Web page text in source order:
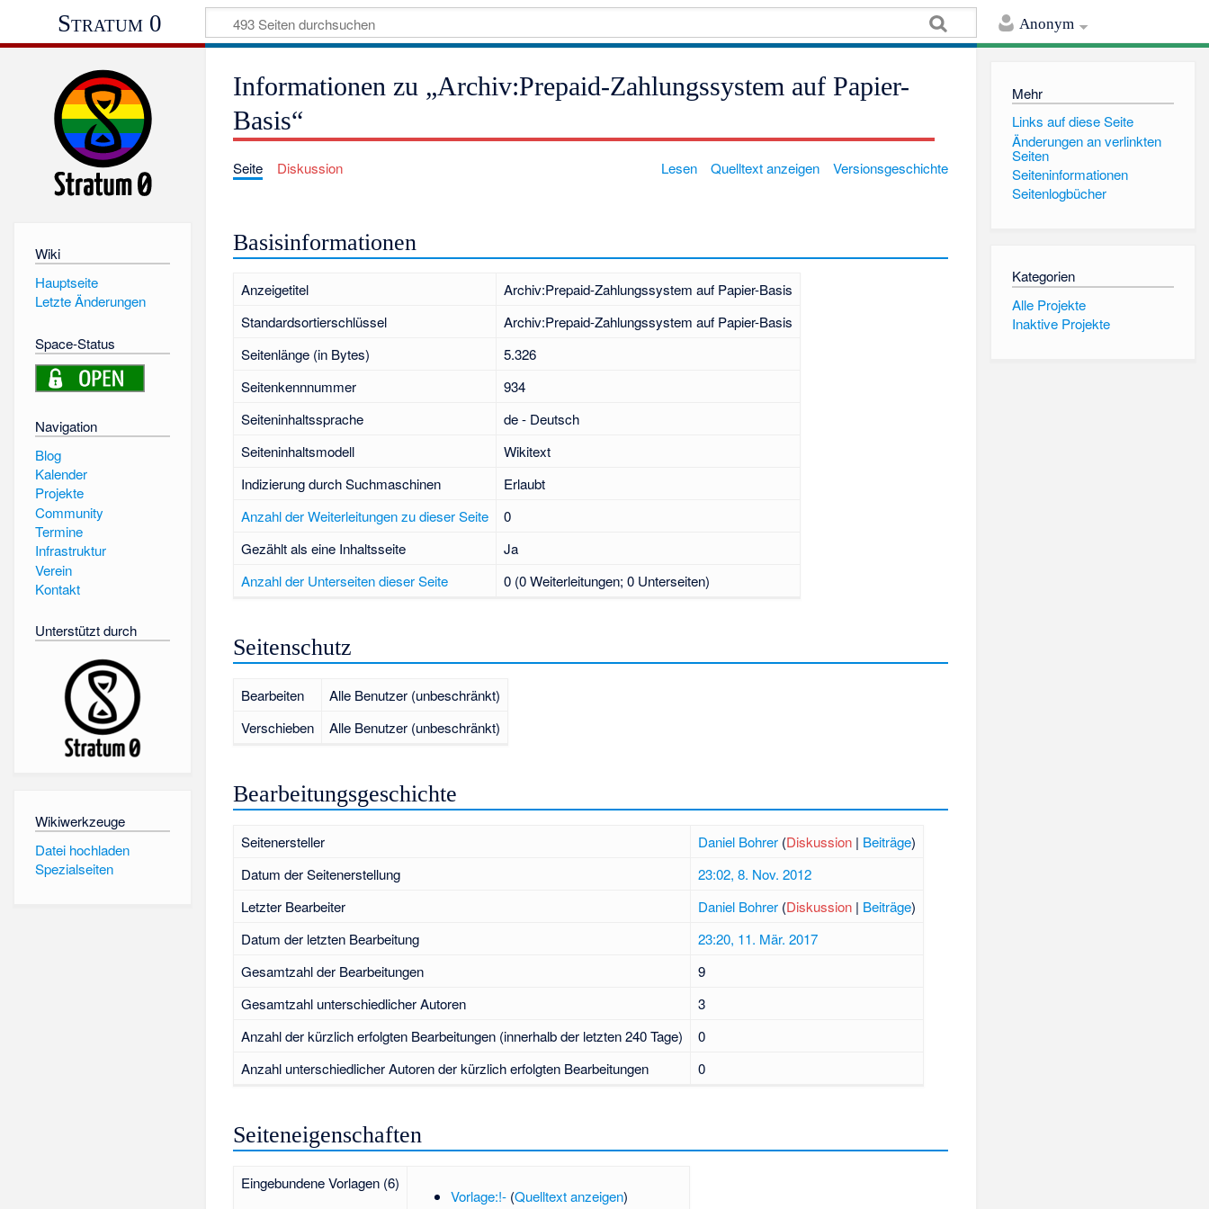
Anonym
Stratum 0
Wiki
Hauptseite
Letzte Änderungen
Space-Status
Navigation
Blog
Kalender
Projekte
Community
Termine
Infrastruktur
Verein
Kontakt
Unterstützt durch
Wikiwerkzeuge
Datei hochladen
Spezialseiten
Mehr
Links auf diese Seite
Änderungen an verlinkten
Seiten
Seiten­informationen
Seitenlogbücher
Kategorien
Alle Projekte
Inaktive Projekte
Informationen zu „Archiv:Prepaid-Zahlungssystem auf Papier-
Basis“
Seite Diskussion Lesen Quelltext anzeigen Versionsgeschichte
Basisinformationen
Anzeigetitel
Archiv:Prepaid-Zahlungssystem auf Papier-Basis
Standardsortierschlüssel
Archiv:Prepaid-Zahlungssystem auf Papier-Basis
Seitenlänge (in Bytes)
5.326
Seitenkennnummer
934
Seiteninhaltssprache
de - Deutsch
Seiteninhaltsmodell
Wikitext
Indizierung durch Suchmaschinen
Erlaubt
Anzahl der Weiterleitungen zu dieser Seite
0
Gezählt als eine Inhaltsseite
Ja
Anzahl der Unterseiten dieser Seite
0 (0 Weiterleitungen; 0 Unterseiten)
Seitenschutz
Bearbeiten
Alle Benutzer (unbeschränkt)
Verschieben
Alle Benutzer (unbeschränkt)
Bearbeitungsgeschichte
Seitenersteller Daniel Bohrer (Diskussion| Beiträge)
Datum der Seitenerstellung
23:02, 8. Nov. 2012
Letzter Bearbeiter
Daniel Bohrer (Diskussion| Beiträge)
Datum der letzten Bearbeitung
23:20, 11. Mär. 2017
Gesamtzahl der Bearbeitungen
9
Gesamtzahl unterschiedlicher Autoren
3
Anzahl der kürzlich erfolgten Bearbeitungen (innerhalb der letzten 240 Tage)
0
Anzahl unterschiedlicher Autoren der kürzlich erfolgten Bearbeitungen
0
Seiteneigenschaften
Eingebundene Vorlagen (6)
Vorlage:!-(Quelltext anzeigen)